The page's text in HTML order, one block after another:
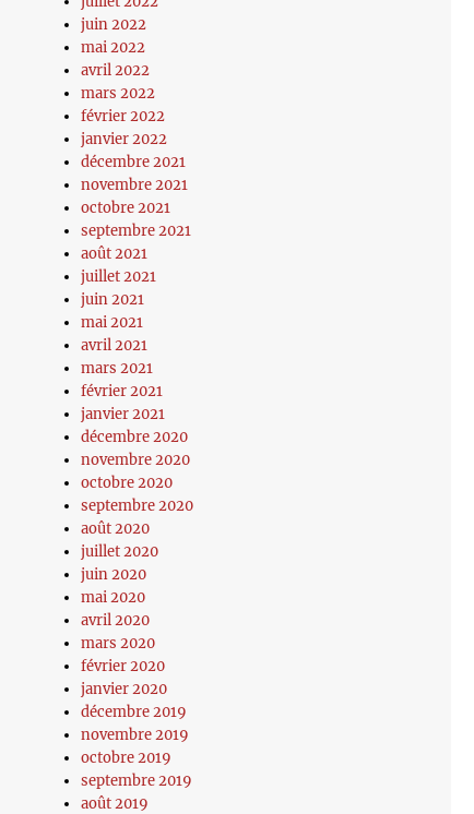
juin 2022
mai 2022
avril 2022
mars 2022
février 2022
janvier 2022
décembre 2021
novembre 2021
octobre 2021
septembre 2021
août 2021
juillet 2021
juin 2021
mai 2021
avril 2021
mars 2021
février 2021
janvier 2021
décembre 2020
novembre 2020
octobre 2020
septembre 2020
août 2020
juillet 2020
juin 2020
mai 2020
avril 2020
mars 2020
février 2020
janvier 2020
décembre 2019
novembre 2019
octobre 2019
septembre 2019
août 2019